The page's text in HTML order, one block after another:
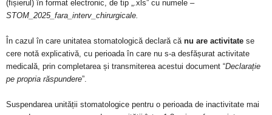
(fișierul) în format electronic, de tip „.xls” cu numele –
STOM_2025_fara_interv_chirurgicale.
În cazul în care unitatea stomatologică declară că nu are activitate se
cere notă explicativă, cu perioada în care nu s-a desfășurat activitate
medicală, prin completarea și transmiterea acestui document “Declarație
pe propria răspundere”.
Suspendarea unității stomatologice pentru o perioada de inactivitate mai